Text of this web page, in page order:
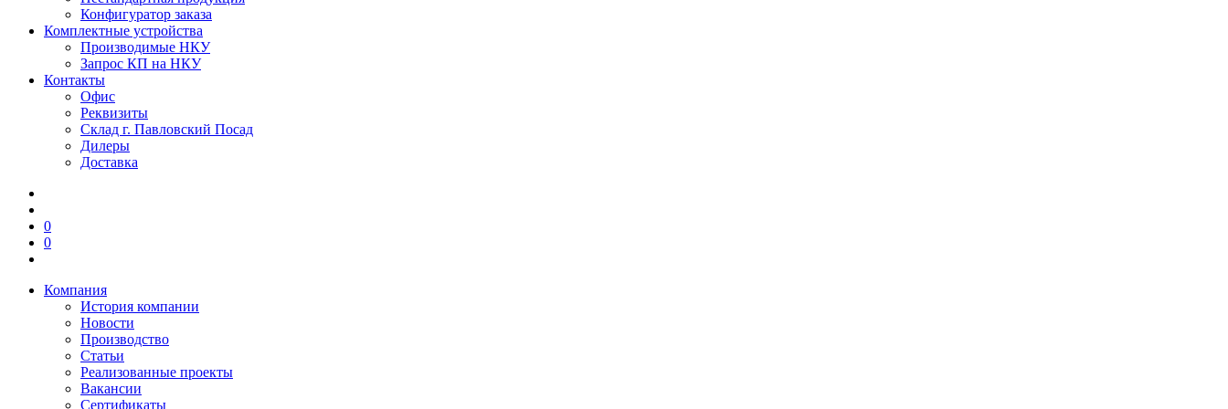
Конфигуратор заказа
Комплектные устройства
Производимые НКУ
Запрос КП на НКУ
Контакты
Офис
Реквизиты
Склад г. Павловский Посад
Дилеры
Доставка
0
0
Компания
История компании
Новости
Производство
Статьи
Реализованные проекты
Вакансии
Сертификаты